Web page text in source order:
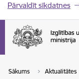
Pārvaldīt sīkdatnes
Sākums Aktualitātes